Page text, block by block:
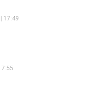
17:49